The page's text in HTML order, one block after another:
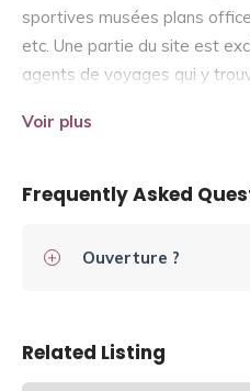
sportives musées plans
etc. Une partie du site est
agents de voyages qui y
Voir plus
Frequently Asked
Ouverture ?
Related Listing